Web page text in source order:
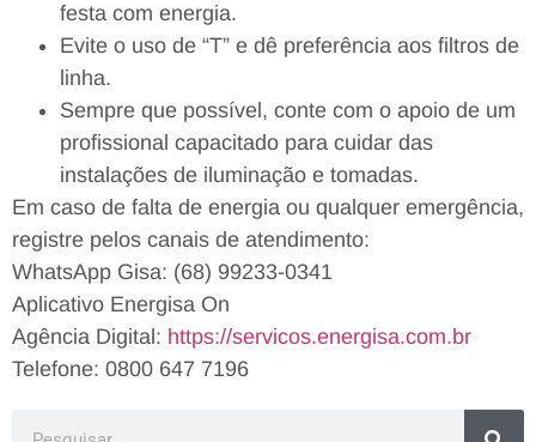
festa com energia.
Evite o uso de “T” e dê preferência aos filtros de
linha.
Sempre que possível, conte com o apoio de um
profissional capacitado para cuidar das
instalações de iluminação e tomadas.
Em caso de falta de energia ou qualquer emergência,
registre pelos canais de atendimento:
WhatsApp Gisa: (68) 99233-0341
Aplicativo Energisa On
Agência Digital: https://servicos.energisa.com.br
Telefone: 0800 647 7196